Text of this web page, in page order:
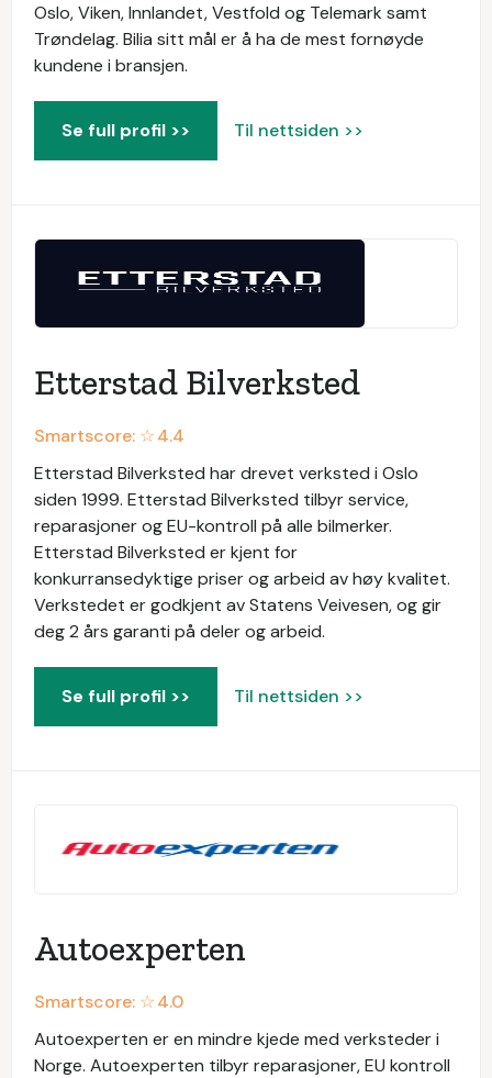
Oslo, Viken, Innlandet, Vestfold og Telemark samt
Trøndelag. Bilia sitt mål er å ha de mest fornøyde
kundene i bransjen.
Se full profil >> Til nettsiden >>
Etterstad Bilverksted
Smartscore: ☆4.4
Etterstad Bilverksted har drevet verksted i Oslo
siden 1999. Etterstad Bilverksted tilbyr service,
reparasjoner og EU-kontroll på alle bilmerker.
Etterstad Bilverksted er kjent for
konkurransedyktige priser og arbeid av høy kvalitet.
Verkstedet er godkjent av Statens Veivesen, og gir
deg 2 års garanti på deler og arbeid.
Se full profil >> Til nettsiden >>
Autoexperten
Smartscore: ☆4.0
Autoexperten er en mindre kjede med verksteder i
Norge. Autoexperten tilbyr reparasjoner, EU kontroll